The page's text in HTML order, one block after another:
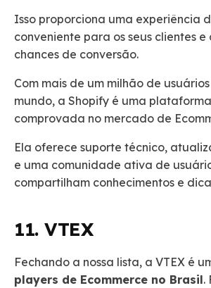
Isso proporciona uma experiência
conveniente para os seus clientes
chances de conversão.
Com mais de um milhão de
mundo, a Shopify é uma
comprovada no mercado de
Ela oferece suporte técnico,
e uma comunidade ativa de
compartilham conhecimentos e
11. VTEX
Fechando a nossa lista, a VTEX é
players de Ecommerce no Brasil.